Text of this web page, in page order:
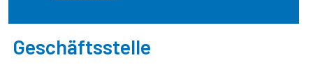
Geschäftsstelle